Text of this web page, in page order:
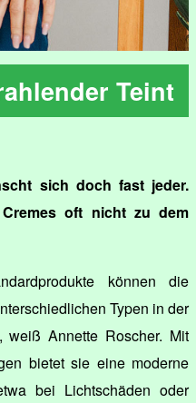
Teint
sich doch fast jeder.
oft nicht zu dem
können die
Typen in der
weiß Annette Roscher. Mit
bietet sie eine moderne
bei Lichtschäden oder